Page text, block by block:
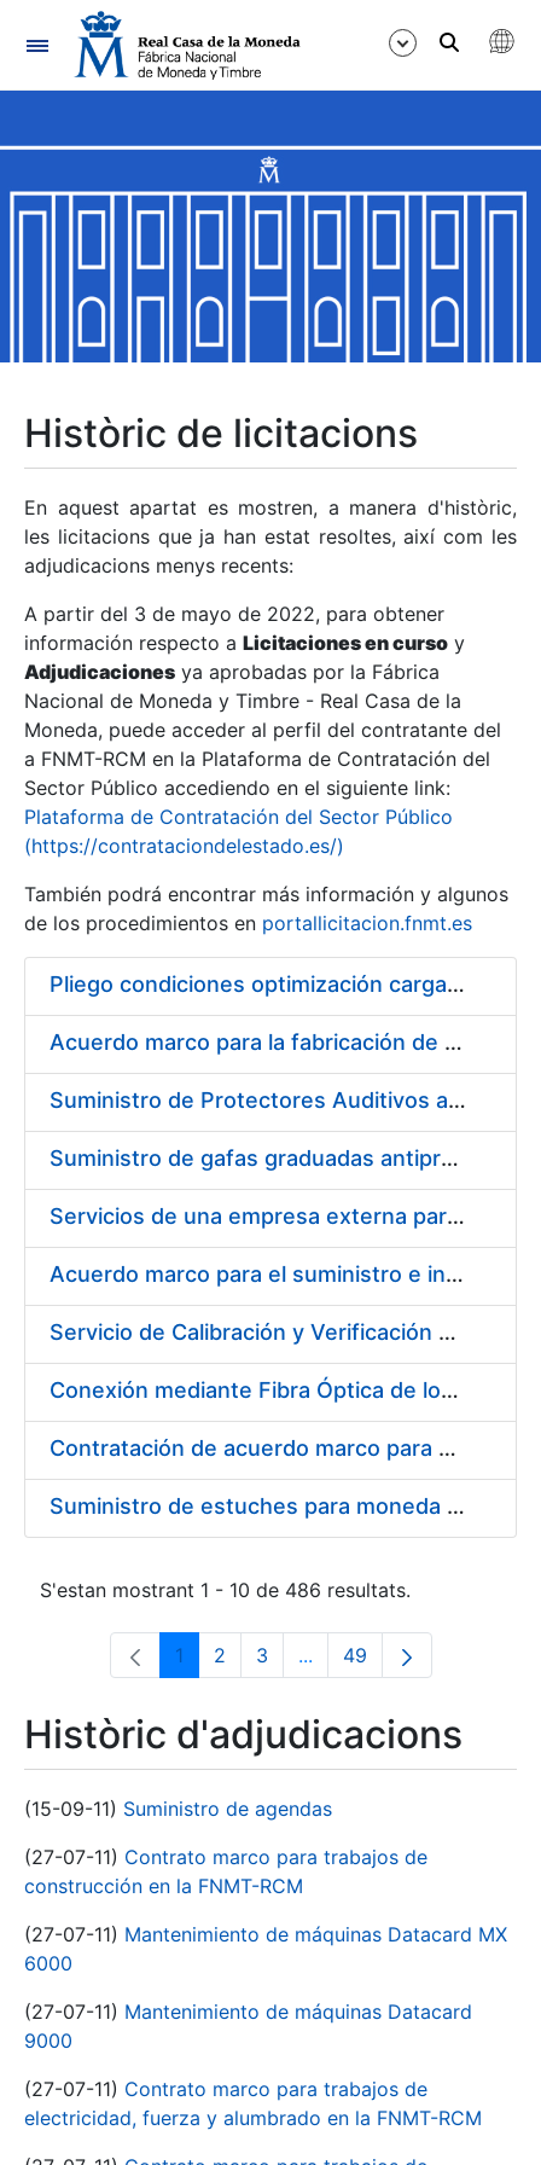
Navegació
Mostra/Amaga
Mostra/Amaga
Mostra/Amaga
Mostra/Amaga
Mostra/Amaga
Mostra/Amaga
Històric de licitacions
En aquest apartat es mostren, a manera d'històric,
les licitacions que ja han estat resoltes, així com les
adjudicacions menys recents:
A partir del 3 de mayo de 2022, para obtener
información respecto a Licitaciones en curso y
Adjudicaciones ya aprobadas por la Fábrica
Nacional de Moneda y Timbre - Real Casa de la
Moneda, puede acceder al perfil del contratante del
a FNMT-RCM en la Plataforma de Contratación del
Sector Público accediendo en el siguiente link:
Plataforma de Contratación del Sector Público
(https://contrataciondelestado.es/)
También podrá encontrar más información y algunos
de los procedimientos en portallicitacion.fnmt.es
Pliego condiciones optimización cargas compras firmado
Acuerdo marco para la fabricación de piezas
Suministro de Protectores Auditivos a medida para las personas trabajadoras de los Centros de Trabajo de Madrid y Burgos
Suministro de gafas graduadas antiproyecciones para los trabajadores de la FNMT-RCM en los centros de trabajo de Madrid y Burgos
Servicios de una empresa externa para el asesoramiento y resolución de los recursos de alzada que se presentan relacionados con procesos de selección para la FNMT-RCM
Acuerdo marco para el suministro e instalación de persianas, estores y otros complementos
Servicio de Calibración y Verificación Externa de los Equipos de Medición del Servicio de Prevención de la FNMT-RCM
Conexión mediante Fibra Óptica de los Centros de Proceso de Datos (CPDs) de las sedes de la FNMT-RCM de Burgos y Madrid
Contratación de acuerdo marco para el Suministro de Material de Electricidad para la Fábrica Nacional de Moneda y Timbre-Real Casa de la Moneda en su centro de trabajo de Burgos
Suministro de estuches para moneda de 30 €
S'estan mostrant 1 - 10 de 486 resultats.
Pàgina
1 Pàgina
2 Pàgina
3 ...Pàgines intermèdies
Pàgina
49
Històric d'adjudicacions
(15-09-11) Suministro de agendas
(27-07-11) Contrato marco para trabajos de
construcción en la FNMT-RCM
(27-07-11) Mantenimiento de máquinas Datacard MX
6000
(27-07-11) Mantenimiento de máquinas Datacard
9000
(27-07-11) Contrato marco para trabajos de
electricidad, fuerza y alumbrado en la FNMT-RCM